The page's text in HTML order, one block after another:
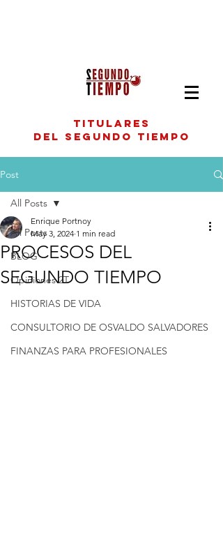
titulares
del segundo tiempo
Post
All Posts
BLOG
Opiniones 2T
HISTORIAS DE VIDA
CONSULTORIO DE OSVALDO SALVADORES
FINANZAS PARA PROFESIONALES
All Posts
PROCESOS DEL
SEGUNDO TIEMPO
Enrique Portnoy
May 3, 2024 1 min read